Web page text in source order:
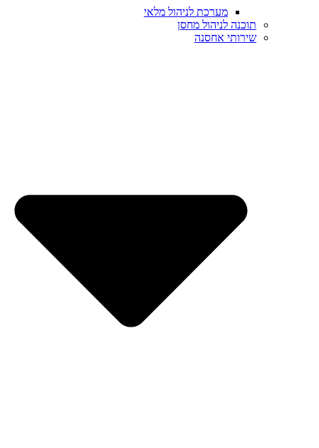
מערכת לניהול מלאי
תוכנה לניהול מחסן
שירותי אחסנה